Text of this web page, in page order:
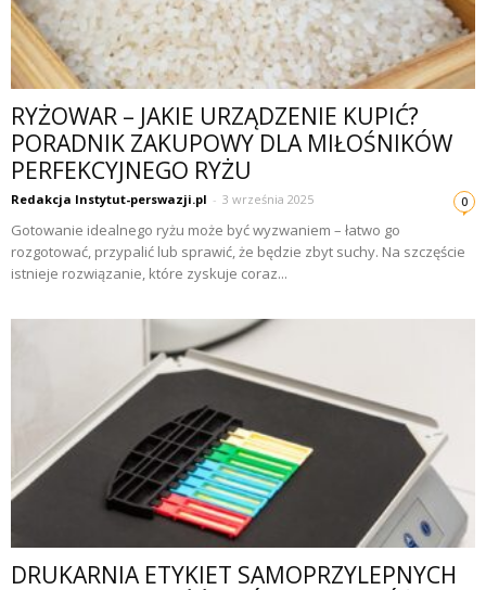
RYŻOWAR – JAKIE URZĄDZENIE KUPIĆ?
PORADNIK ZAKUPOWY DLA MIŁOŚNIKÓW
PERFEKCYJNEGO RYŻU
Redakcja Instytut-perswazji.pl - 3 września 2025 0
Gotowanie idealnego ryżu może być wyzwaniem – łatwo go
rozgotować, przypalić lub sprawić, że będzie zbyt suchy. Na szczęście
istnieje rozwiązanie, które zyskuje coraz...
DRUKARNIA ETYKIET SAMOPRZYLEPNYCH